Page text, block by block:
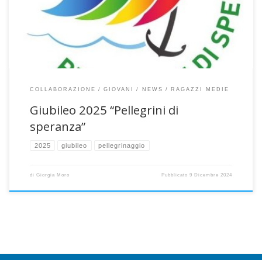
un po’ di più su questo grande e lungo evento con il testo che ha
preparato il nostro parroco don Gianpiero. Significato […]
COLLABORAZIONE GIOVANI NEWS RAGAZZI MEDIE
Giubileo 2025 “Pellegrini di
speranza”
2025 giubileo pellegrinaggio
di Giorgia Moro Pubblicato9 Dicembre 2024